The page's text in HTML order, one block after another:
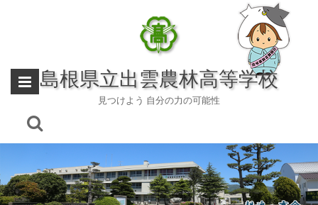
島根県立出雲農林高等学校
見つけよう 自分の力の可能性